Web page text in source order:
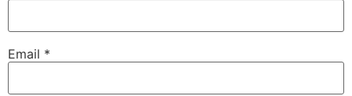
Email *